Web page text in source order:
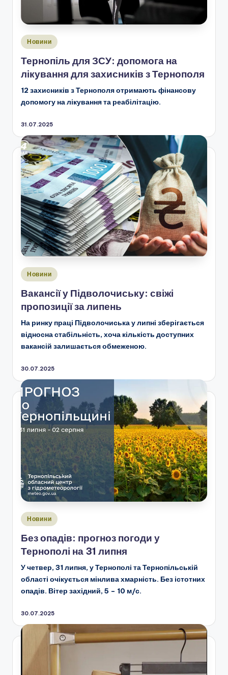
Опубліковано
Новини
Тернопіль для ЗСУ: допомога на
лікування для захисників з Тернополя
12 захисників з Тернополя отримають фінансову
допомогу на лікування та реабілітацію.
31.07.2025
Опубліковано
Новини
Вакансії у Підволочиську: свіжі
пропозиції за липень
На ринку праці Підволочиська у липні зберігається
відносна стабільність, хоча кількість доступних
вакансій залишається обмеженою.
30.07.2025
Опубліковано
Новини
Без опадів: прогноз погоди у
Тернополі на 31 липня
У четвер, 31 липня, у Тернополі та Тернопільській
області очікується мінлива хмарність. Без істотних
опадів. Вітер західний, 5 – 10 м/с.
30.07.2025